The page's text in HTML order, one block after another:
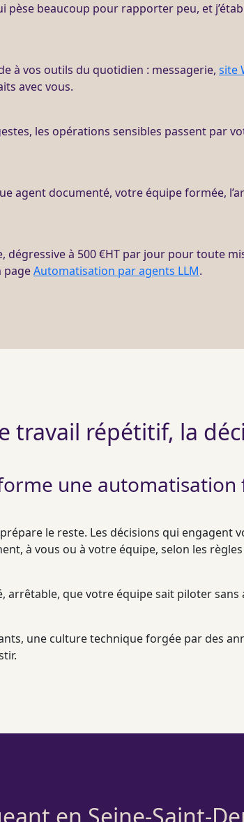
pèse beaucoup pour rapporter peu, et
à vos outils du quotidien : messagerie, site
avec vous.
les opérations sensibles passent par
agent documenté, votre équipe formée,
dégressive à 500 €HT par jour pour toute
pageAutomatisation par agents LLM.
travail répétitif, la
une
le reste. Les décisions qui engagent
à vous ou à votre équipe, selon les
, arrêtable, que votre équipe sait pilotersans
une culture technique forgée par des